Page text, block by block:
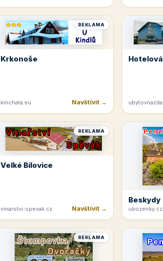
REKLAMA
Krkonoše
kinchata.eu Navštívit →
REKLAMA
Velké Bílovice
vinarstvi-spevak.cz Navštívit →
Beskydy
ubozenky.cz
REKLAMA